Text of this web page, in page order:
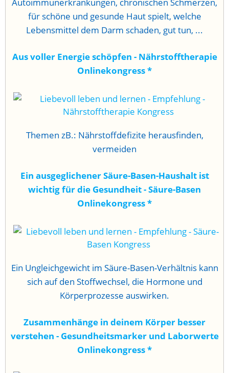
für schöne und gesunde Haut spielt, welche
Lebensmittel dem Darm schaden, gut tun, ...
Aus voller Energie schöpfen - Nährstofftherapie
Onlinekongress*
Themen zB.: Nährstoffdefizite herausfinden,
vermeiden
Ein ausgeglichener Säure-Basen-Haushalt ist
wichtig für die Gesundheit - Säure-Basen
Onlinekongress*
Ein Ungleichgewicht im Säure-Basen-Verhältnis kann
sich auf den Stoffwechsel, die Hormone und
Körperprozesse auswirken.
Zusammenhänge in deinem Körper besser
verstehen - Gesundheitsmarker und Laborwerte
Onlinekongress*